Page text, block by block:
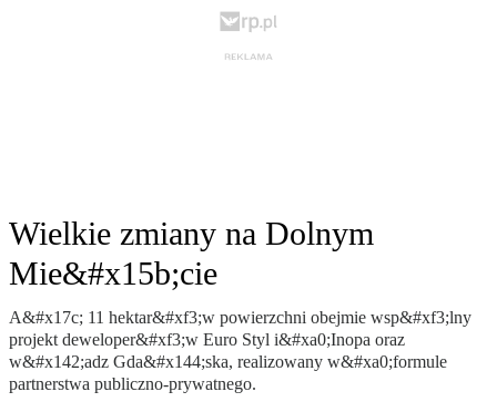
Wielkie zmiany na Dolnym
Mie&#x15b;cie
A&#x17c; 11 hektar&#xf3;w powierzchni obejmie wsp&#xf3;lny
projekt deweloper&#xf3;w Euro Styl i&#xa0;Inopa oraz
w&#x142;adz Gda&#x144;ska, realizowany w&#xa0;formule
partnerstwa publiczno-prywatnego.